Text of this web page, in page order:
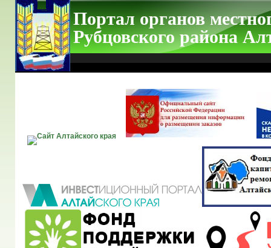
Портал органов
Рубцовского района